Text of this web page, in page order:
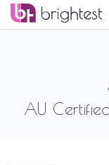
AU